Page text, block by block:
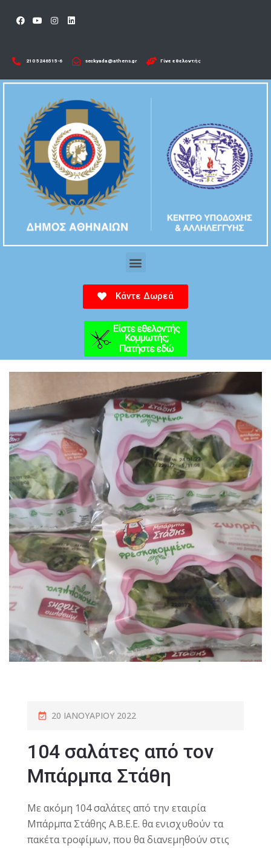
210 5246515-6​ seckyada@athens.gr Γίνε εθελοντής
Κάντε Δωρεά
20 ΙΑΝΟΥΑΡΊΟΥ 2022
104 σαλάτες από τον
Μπάρμπα Στάθη
Με ακόμη 104 σαλάτες από την εταιρία
Μπάρμπα Στάθης Α.Β.Ε.Ε. θα ενισχυθούν τα
πακέτα τροφίμων, που θα διανεμηθούν στις